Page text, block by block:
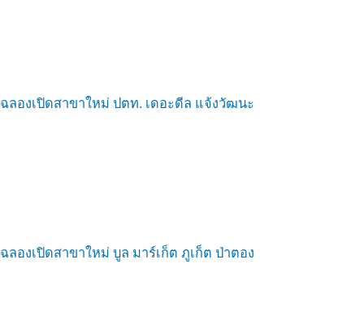
ฉลองเปิดสาขาใหม่ ปตท. เดอะดีล แจ้งวัฒนะ
ฉลองเปิดสาขาใหม่ บูล มาร์เก็ต ภูเก็ต ป่าตอง